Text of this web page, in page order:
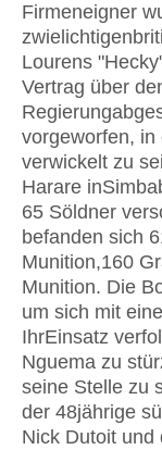
Firmeneigner
Lourens
Vertrag über
vorgeworfen,
verwickelt zu
Harare
65 Söldner
befanden sich
Munition,160
Munition. Die
um sich mit
IhrEinsatz
Nguema zu
seine Stelle zu
der 48jährige
Nick Dutoit und